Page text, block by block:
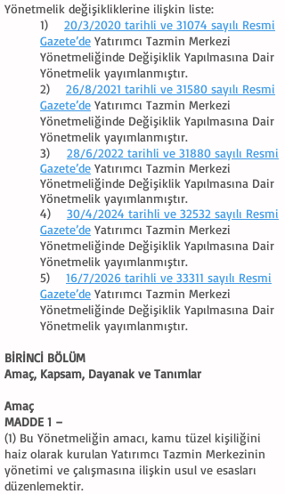
Yönetmelik değişikliklerine ilişkin liste:
1) 20/3/2020 tarihli ve 31074 sayılı Resmi
Gazete’de Yatırımcı Tazmin Merkezi
Yönetmeliğinde Değişiklik Yapılmasına Dair
Yönetmelik yayımlanmıştır.
2) 26/8/2021 tarihli ve 31580 sayılı Resmi
Gazete’de Yatırımcı Tazmin Merkezi
Yönetmeliğinde Değişiklik Yapılmasına Dair
Yönetmelik yayımlanmıştır.
3) 28/6/2022 tarihli ve 31880 sayılı Resmi
Gazete’de Yatırımcı Tazmin Merkezi
Yönetmeliğinde Değişiklik Yapılmasına Dair
Yönetmelik yayımlanmıştır​.
4) 30/4/2024 tarihli ve 32532 sayılı Resmi
Gazete’de Yatırımcı Tazmin Merkezi
Yönetmeliğinde Değişiklik Yapılmasına Dair
Yönetmelik yayımlanmıştır.
5) 16/7/2026 tarihli ve 33311 sayılı Resmi
Gazete’de Yatırımcı Tazmin Merkezi
Yönetmeliğinde Değişiklik Yapılmasına Dair
Yönetmelik yayımlanmıştır.
BİRİNCİ BÖLÜM
Amaç, Kapsam, Dayanak ve Tanımlar
Amaç
MADDE 1 –
(1) Bu Yönetmeliğin amacı, kamu tüzel kişiliğini
haiz olarak kurulan Yatırımcı Tazmin Merkezinin
yönetimi ve çalışmasına ilişkin usul ve esasları
düzenlemektir.